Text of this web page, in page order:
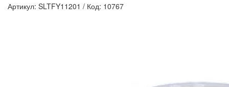
Артикул: SLTFY11201 / Код: 10767